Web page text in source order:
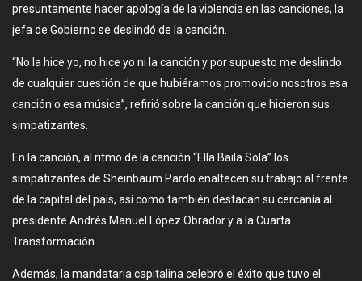
presuntamente hacer apología de la violencia en las canciones, la
jefa de Gobierno se deslindó de la canción.
“No la hice yo, no hice yo ni la canción y por supuesto me deslindo
de cualquier cuestión de que hubiéramos promovido nosotros esa
canción o esa música”, refirió sobre la canción que hicieron sus
simpatizantes.
En la canción, al ritmo de la canción “Ella Baila Sola” los
simpatizantes de Sheinbaum Pardo enaltecen su trabajo al frente
de la capital del país, así como también destacan su cercanía al
presidente Andrés Manuel López Obrador y a la Cuarta
Transformación.
Además, la mandataria capitalina celebró el éxito que tuvo el